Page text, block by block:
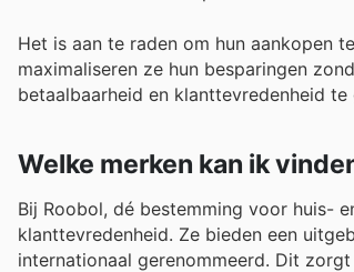
Het is aan te raden om hun aankopen
maximaliseren ze hun besparingen
betaalbaarheid en klanttevredenheid
Welke merken kan ik
Bij Roobol, dé bestemming voor huis-
klanttevredenheid. Ze bieden een
internationaal gerenommeerd. Dit